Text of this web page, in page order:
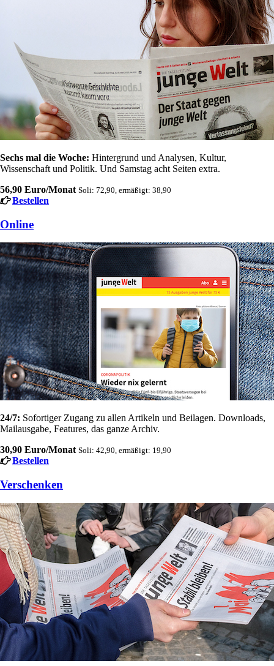
Sechs mal die Woche: Hintergrund und Analysen, Kultur,
Wissenschaft und Politik. Und Samstag acht Seiten extra.
56,90 Euro/Monat Soli: 72,90, ermäßigt: 38,90
Bestellen
Online
24/7: Sofortiger Zugang zu allen Artikeln und Beilagen. Downloads,
Mailausgabe, Features, das ganze Archiv.
30,90 Euro/Monat Soli: 42,90, ermäßigt: 19,90
Bestellen
Verschenken